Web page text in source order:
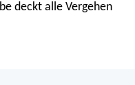
deckt alle Vergehen